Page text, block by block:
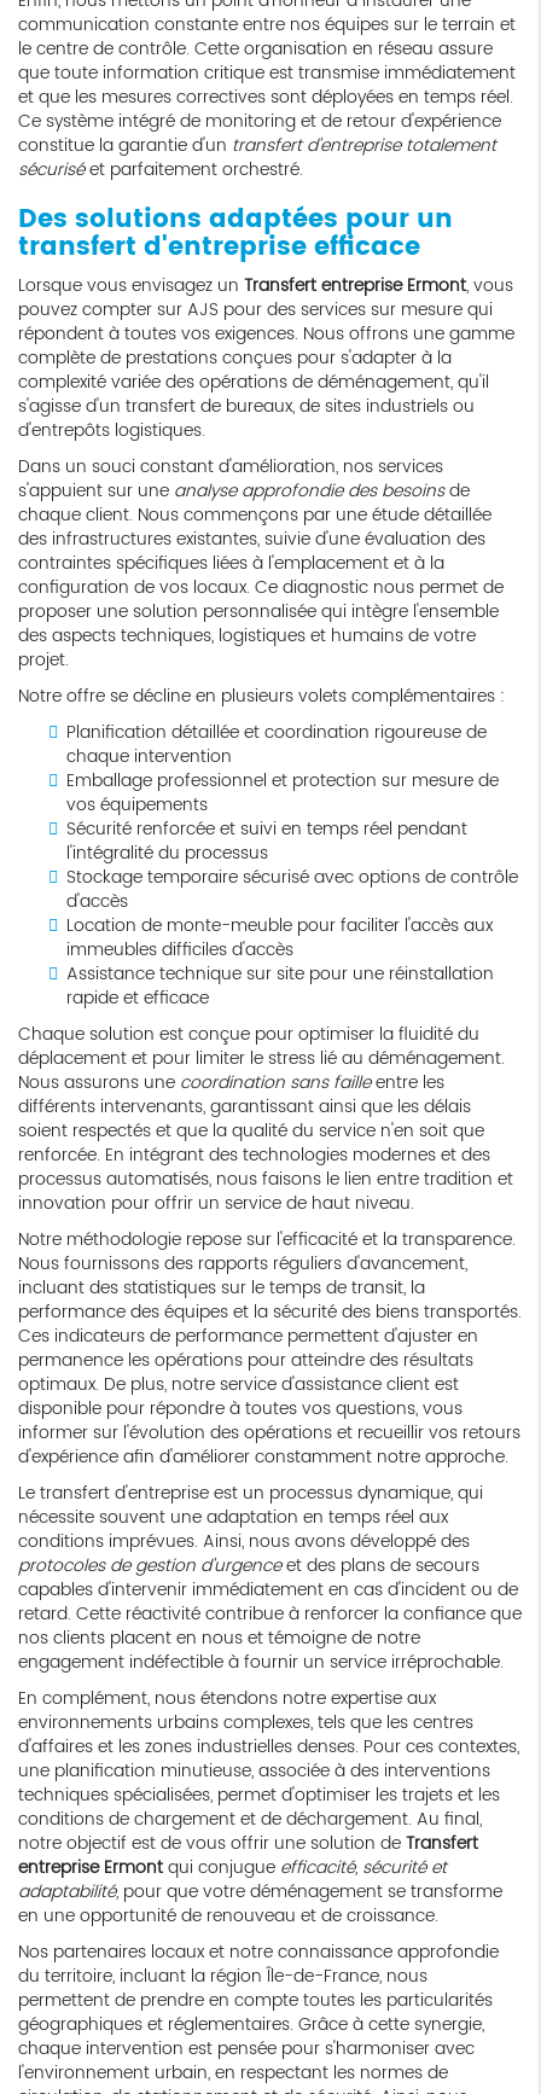
communication constante entre nos équipes sur le terrain et
le centre de contrôle. Cette organisation en réseau assure
que toute information critique est transmise immédiatement
et que les mesures correctives sont déployées en temps réel.
Ce système intégré de monitoring et de retour d'expérience
constitue la garantie d'un transfert d'entreprise totalement
sécuriséet parfaitement orchestré.
Des solutions adaptées pour un
transfert d'entreprise efficace
Lorsque vous envisagez un Transfert entreprise Ermont, vous
pouvez compter sur AJS pour des services sur mesure qui
répondent à toutes vos exigences. Nous offrons une gamme
complète de prestations conçues pour s'adapter à la
complexité variée des opérations de déménagement, qu'il
s'agisse d'un transfert de bureaux, de sites industriels ou
d'entrepôts logistiques.
Dans un souci constant d'amélioration, nos services
s'appuient sur une analyse approfondie des besoinsde
chaque client. Nous commençons par une étude détaillée
des infrastructures existantes, suivie d'une évaluation des
contraintes spécifiques liées à l'emplacement et à la
configuration de vos locaux. Ce diagnostic nous permet de
proposer une solution personnalisée qui intègre l'ensemble
des aspects techniques, logistiques et humains de votre
projet.
Notre offre se décline en plusieurs volets complémentaires :
Planification détaillée et coordination rigoureuse de
chaque intervention
Emballage professionnel et protection sur mesure de
vos équipements
Sécurité renforcée et suivi en temps réel pendant
l'intégralité du processus
Stockage temporaire sécurisé avec options de contrôle
d'accès
Location de monte-meuble pour faciliter l'accès aux
immeubles difficiles d'accès
Assistance technique sur site pour une réinstallation
rapide et efficace
Chaque solution est conçue pour optimiser la fluidité du
déplacement et pour limiter le stress lié au déménagement.
Nous assurons une coordination sans failleentre les
différents intervenants, garantissant ainsi que les délais
soient respectés et que la qualité du service n'en soit que
renforcée. En intégrant des technologies modernes et des
processus automatisés, nous faisons le lien entre tradition et
innovation pour offrir un service de haut niveau.
Notre méthodologie repose sur l'efficacité et la transparence.
Nous fournissons des rapports réguliers d'avancement,
incluant des statistiques sur le temps de transit, la
performance des équipes et la sécurité des biens transportés.
Ces indicateurs de performance permettent d'ajuster en
permanence les opérations pour atteindre des résultats
optimaux. De plus, notre service d'assistance client est
disponible pour répondre à toutes vos questions, vous
informer sur l'évolution des opérations et recueillir vos retours
d'expérience afin d'améliorer constamment notre approche.
Le transfert d'entreprise est un processus dynamique, qui
nécessite souvent une adaptation en temps réel aux
conditions imprévues. Ainsi, nous avons développé des
protocoles de gestion d'urgenceet des plans de secours
capables d'intervenir immédiatement en cas d'incident ou de
retard. Cette réactivité contribue à renforcer la confiance que
nos clients placent en nous et témoigne de notre
engagement indéfectible à fournir un service irréprochable.
En complément, nous étendons notre expertise aux
environnements urbains complexes, tels que les centres
d'affaires et les zones industrielles denses. Pour ces contextes,
une planification minutieuse, associée à des interventions
techniques spécialisées, permet d'optimiser les trajets et les
conditions de chargement et de déchargement. Au final,
notre objectif est de vous offrir une solution deTransfert
entreprise Ermontqui conjugue efficacité, sécurité et
adaptabilité, pour que votre déménagement se transforme
en une opportunité de renouveau et de croissance.
Nos partenaires locaux et notre connaissance approfondie
du territoire, incluant la région Île-de-France, nous
permettent de prendre en compte toutes les particularités
géographiques et réglementaires. Grâce à cette synergie,
chaque intervention est pensée pour s'harmoniser avec
l'environnement urbain, en respectant les normes de